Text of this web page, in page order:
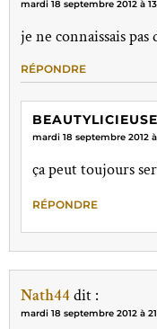
mardi 18 septembre 2012 à
je ne connaissais
RÉPONDRE
BEAUTYLICIEUSE
mardi 18 septembre 2012
ça peut toujours
RÉPONDRE
Nath44dit :
mardi 18 septembre 2012 à